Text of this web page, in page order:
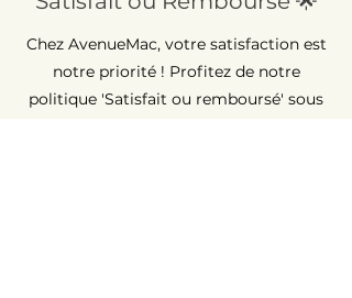
Chez AvenueMac, votre satisfaction est
notre priorité ! Profitez de notre
politique 'Satisfait ou remboursé' sous